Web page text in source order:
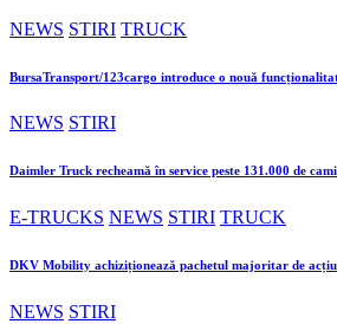
NEWS STIRI TRUCK
BursaTransport/123cargo introduce o nouă
NEWS STIRI
Daimler Truck recheamă în service peste 131.000 de
E-TRUCKS NEWS STIRI TRUCK
DKV Mobility achiziționează pachetul majoritar de
NEWS STIRI